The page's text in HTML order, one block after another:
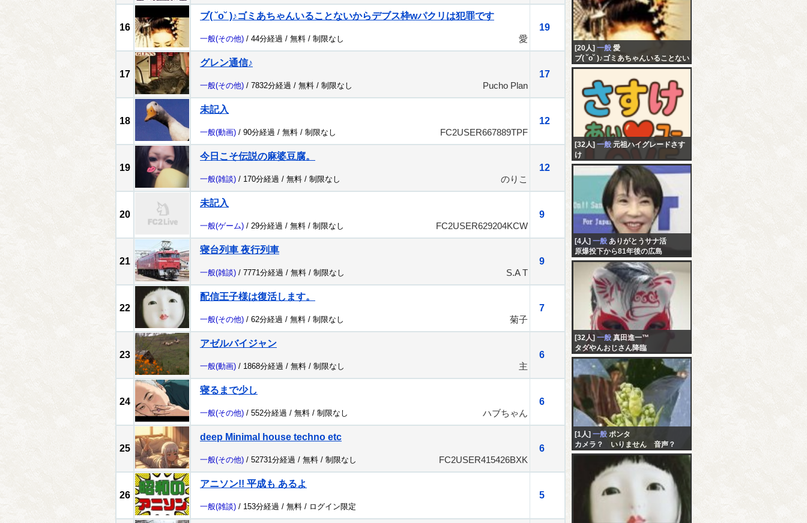
16
ブ( ˘o˘ )♪ゴミあちゃんいることないからデブス枠wパクリは犯罪です
19
一般(その他) / 44分経過 / 無料 / 制限なし 愛
17
グレン通信♪
17
一般(その他) / 7832分経過 / 無料 / 制限なし Pucho Plan
18
未記入
12
一般(動画) / 90分経過 / 無料 / 制限なし FC2USER667889TPF
19
今日こそ伝説の麻婆豆腐。
12
一般(雑談) / 170分経過 / 無料 / 制限なし のりこ
20
未記入
9
一般(ゲーム) / 29分経過 / 無料 / 制限なし FC2USER629204KCW
21
寝台列車 夜行列車
9
一般(雑談) / 7771分経過 / 無料 / 制限なし S.A T
22
配信王子様は復活します。
7
一般(その他) / 62分経過 / 無料 / 制限なし 菊子
23
アゼルバイジャン
6
一般(動画) / 1868分経過 / 無料 / 制限なし 主
24
寝るまで少し
6
一般(その他) / 552分経過 / 無料 / 制限なし ハブちゃん
25
deep Minimal house techno etc
6
一般(その他) / 52731分経過 / 無料 / 制限なし FC2USER415426BXK
26
アニソン!! 平成も あるよ
5
一般(雑談) / 153分経過 / 無料 / ログイン限定
[20人] 一般 愛
ブ( ˘o˘ )♪ゴミあちゃんいることない
からデブス枠wパクリは犯罪です
[32人] 一般 元祖ハイグレードさす
け
さすけは男の決断しました 明後
日から新小岩から静岡迄の徒歩配
信に行きます
[4人] 一般 ありがとうサナ活
原爆投下から81年後の広島
[32人] 一般 真田進一™️
タダやんおじさん降臨
[1人] 一般 ポンタ
カメラ？ いりません 音声？
いりません チャットで妄想にふ
けりませんか